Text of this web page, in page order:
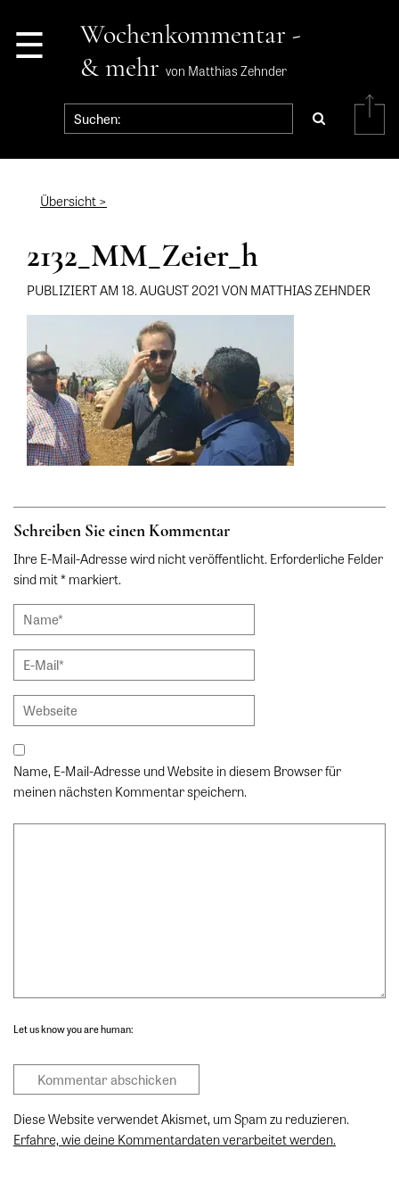
☰
Wochenkommentar -
& mehr von Matthias Zehnder
Übersicht >
2132_MM_Zeier_h
PUBLIZIERT AM 18. AUGUST 2021 VON MATTHIAS ZEHNDER
Schreiben Sie einen Kommentar
Ihre E-Mail-Adresse wird nicht veröffentlicht. Erforderliche Felder
sind mit * markiert.
Name, E-Mail-Adresse und Website in diesem Browser für
meinen nächsten Kommentar speichern.
Let us know you are human:
Diese Website verwendet Akismet, um Spam zu reduzieren.
Erfahre, wie deine Kommentardaten verarbeitet werden.